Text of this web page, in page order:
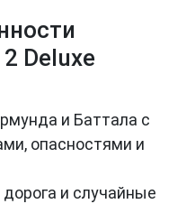
2 Deluxe
и Баттала с
опасностями и
и случайные